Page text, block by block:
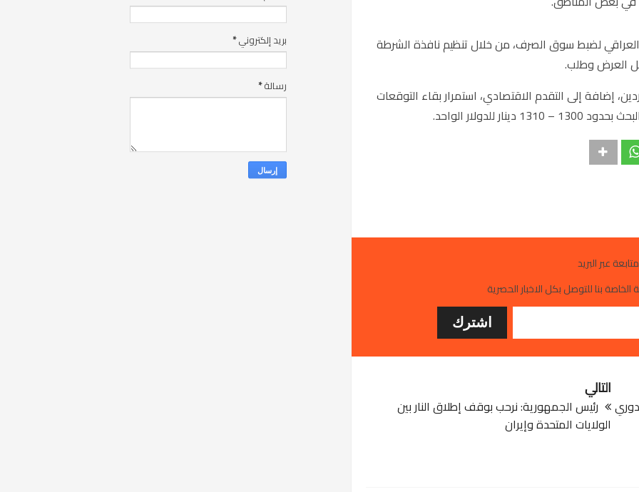
العراقي لضبط سوق الصرف، من خلال تنظيم نافذة الشرطة
العرض وطلب.
إضافة إلى التقدم الاقتصادي، استمرار بقاء التوقعات
للدولار الواحد.
عبر البريد
الخاصة بنا للتوصل بكل الاخبار الحصرية
التالي
رئيس الجمهورية: نرحب بوقف إطلاق النار بين
الولايات المتحدة وإيران
دوري
بريد إلكتروني*
رسالة*